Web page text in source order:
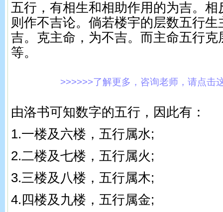
五行，有相生和相助作用的为吉。
则作不吉论。倘若楼宇的层数五行
吉。克主命，为不吉。而主命五行克
等。
>>>>>>了解更多，咨询老师，请点击
由洛书可知数字的五行，因此有：
1.一楼及六楼，五行属水;
2.二楼及七楼，五行属火;
3.三楼及八楼，五行属木;
4.四楼及九楼，五行属金;